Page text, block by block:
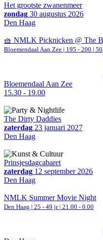
Het grootste zwanenmeer
zondag 30 augustus 2026
Den Haag
🧺 NMLK Picknicken @ The
Bloemendaal Aan Zee | 195 - 200 |
Bloemendaal Aan Zee
15.30 - 19.00
The Dirty Daddies
zaterdag 23 januari 2027
Den Haag
Prinsjesdagcabaret
zaterdag 12 september 2026
Den Haag
NMLK Summer Movie Night
Den Haag | 25 - 49 jr | 21.00 - 0.00